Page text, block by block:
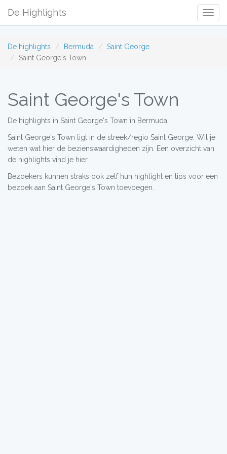
De Highlights
De highlights Bermuda
Saint George
Saint George's Town
Saint George's Town
De highlights in Saint George's Town in Bermuda
Saint George's Town ligt in de streek/regio Saint George. Wil je
weten wat hier de bezienswaardigheden zijn. Een overzicht van
de highlights vind je hier.
Bezoekers kunnen straks ook zelf hun highlight en tips voor een
bezoek aan Saint George's Town toevoegen.